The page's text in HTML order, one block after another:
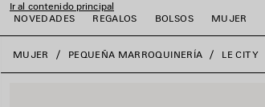
Ir al contenido principal
NOVEDADES
REGALOS BOLSOS MUJER
close the banner
MUJER PEQUEÑA MARROQUINERÍA LE CITY